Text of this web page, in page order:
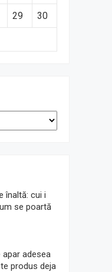
29 30
înaltă: cui i
se poartă
apar adesea
produs deja